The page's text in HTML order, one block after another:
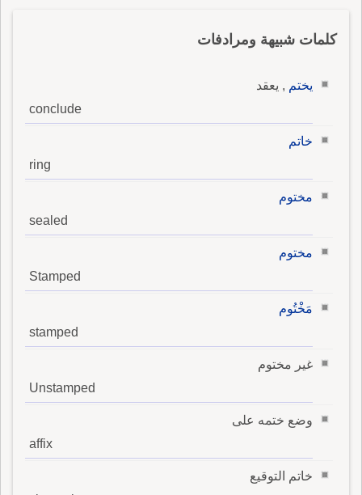
كلمات شبيهة ومرادفات
يختم , يعقد
conclude
خاتم
ring
مختوم
sealed
مختوم
Stamped
مَخْتُوم
stamped
غير مختوم
Unstamped
وضع ختمه على
affix
خاتم التوقيع